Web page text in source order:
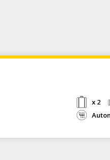
x 2